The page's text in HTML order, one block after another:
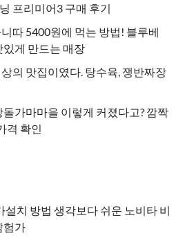
프리미어3 구매 후기
따 5400원에 먹는 방법! 블루베
있게 만드는 매장
의 맛집이였다. 탕수육, 쟁반짜장
가마마을 이렇게 커졌다고? 깜짝
격 확인
설치 방법 생각보다 쉬운 노비타 비
험가